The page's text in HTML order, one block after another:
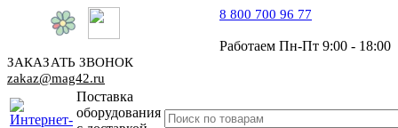
8 800 700 96 77
Работаем Пн-Пт 9:00 - 18:00
ЗАКАЗАТЬ ЗВОНОК
zakaz@mag42.ru
Поставка
оборудования